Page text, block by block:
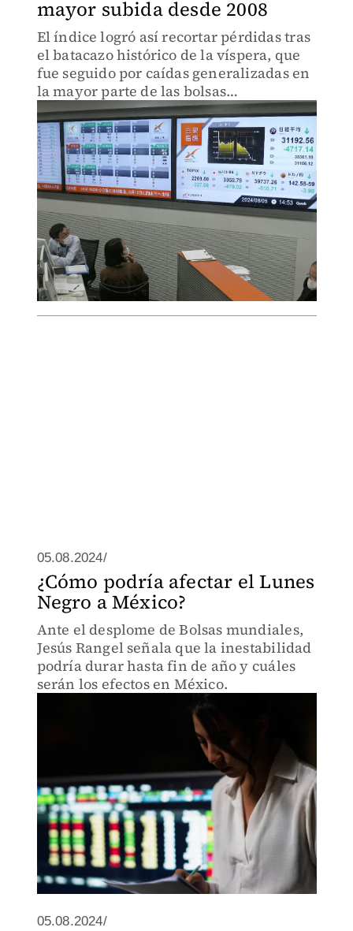
mayor subida desde 2008
El índice logró así recortar pérdidas tras
el batacazo histórico de la víspera, que
fue seguido por caídas generalizadas en
la mayor parte de las bolsas
internacionales.
05.08.2024/
¿Cómo podría afectar el Lunes
Negro a México?
Ante el desplome de Bolsas mundiales,
Jesús Rangel señala que la inestabilidad
podría durar hasta fin de año y cuáles
serán los efectos en México.
05.08.2024/